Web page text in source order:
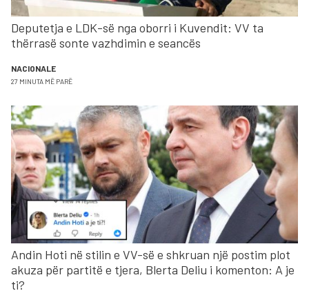
Deputetja e LDK-së nga oborri i Kuvendit: VV ta
thërrasë sonte vazhdimin e seancës
NACIONALE
27 MINUTA MË PARË
Andin Hoti në stilin e VV-së e shkruan një postim plot
akuza për partitë e tjera, Blerta Deliu i komenton: A je
ti?